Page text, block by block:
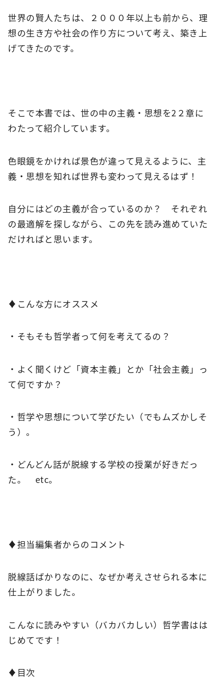
世界の賢人たちは、２０００年以上も前から、理
想の生き方や社会の作り方について考え、築き上
げてきたのです。
そこで本書では、世の中の主義・思想を2２章に
わたって紹介しています。
色眼鏡をかければ景色が違って見えるように、主
義・思想を知れば世界も変わって見えるはず！
自分にはどの主義が合っているのか？ それぞれ
の最適解を探しながら、この先を読み進めていた
だければと思います。
♦こんな方にオススメ
・そもそも哲学者って何を考えてるの？
・よく聞くけど「資本主義」とか「社会主義」っ
て何ですか？
・哲学や思想について学びたい（でもムズかしそ
う）。
・どんどん話が脱線する学校の授業が好きだっ
た。 etc。
♦担当編集者からのコメント
脱線話ばかりなのに、なぜか考えさせられる本に
仕上がりました。
こんなに読みやすい（バカバカしい）哲学書はは
じめてです！
♦目次